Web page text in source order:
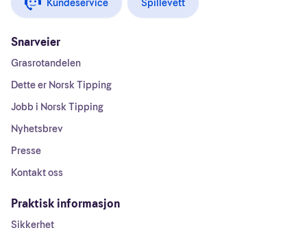
Kundeservice Spillevett
Snarveier
Grasrotandelen
Dette er Norsk Tipping
Jobb i Norsk Tipping
Nyhetsbrev
Presse
Kontakt oss
Praktisk informasjon
Sikkerhet